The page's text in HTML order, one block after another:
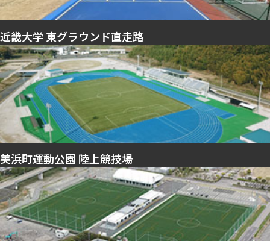
近畿大学 東グラウンド直走路
美浜町運動公園 陸上競技場